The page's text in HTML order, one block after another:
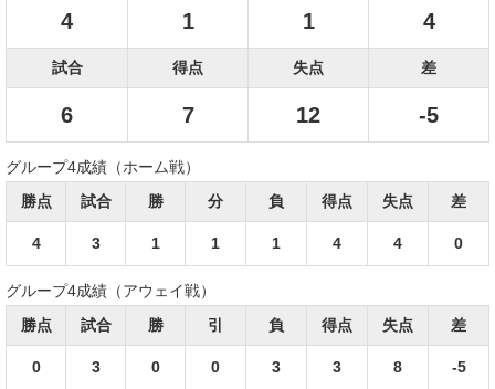
4 1 1 4
試合 得点 失点 差
6 7 12 -5
グループ4成績（ホーム戦）
勝点
試合 勝 分 負 得点 失点 差
4 3 1 1 1 4 4 0
グループ4成績（アウェイ戦）
勝点
試合 勝 引 負 得点 失点 差
0 3 0 0 3 3 8 -5